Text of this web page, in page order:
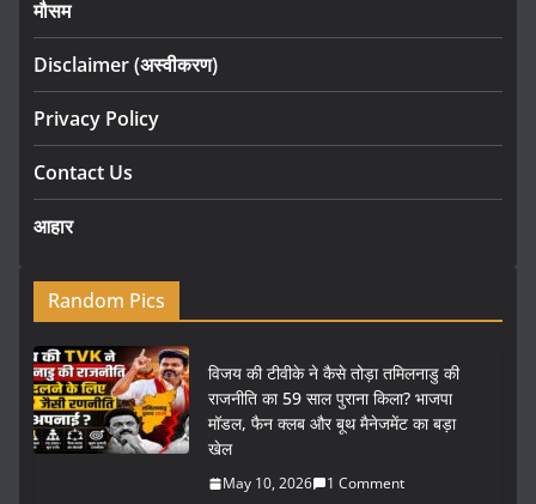
मौसम
Disclaimer (अस्वीकरण)
Privacy Policy
Contact Us
आहार
Random Pics
विजय की टीवीके ने कैसे तोड़ा तमिलनाडु की
राजनीति का 59 साल पुराना किला? भाजपा
मॉडल, फैन क्लब और बूथ मैनेजमेंट का बड़ा
खेल
May 10, 2026 1 Comment